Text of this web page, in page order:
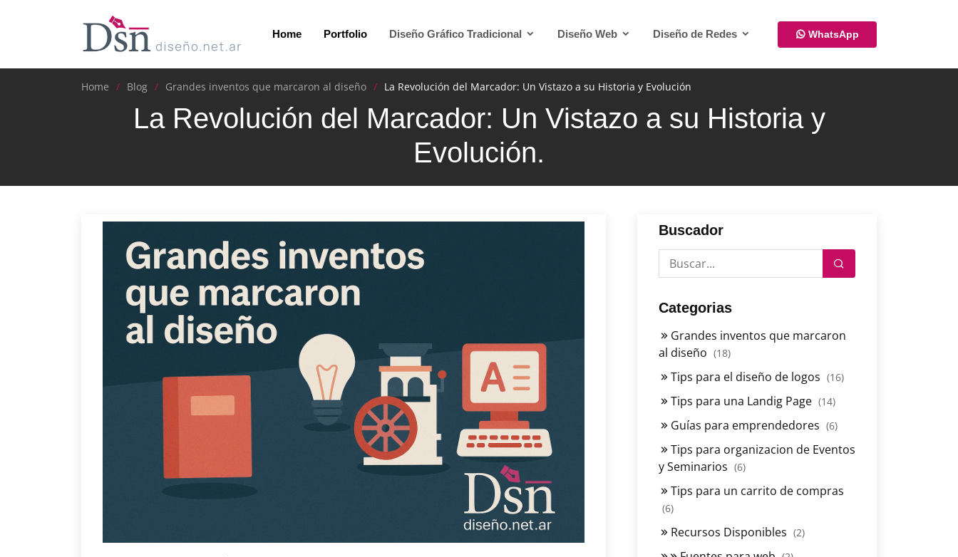
Home Portfolio Diseño Gráfico Tradicional Diseño Web Diseño de Redes WhatsApp
Home Blog Grandes inventos que marcaron al diseño La Revolución del Marcador: Un Vistazo a su Historia y Evolución
La Revolución del Marcador: Un Vistazo a su Historia y
Evolución.
Buscador
Categorias
Grandes inventos que marcaron
al diseño (18)
Tips para el diseño de logos (16)
Tips para una Landig Page (14)
Guías para emprendedores (6)
Tips para organizacion de Eventos
y Seminarios (6)
Tips para un carrito de compras
(6)
Recursos Disponibles (2)